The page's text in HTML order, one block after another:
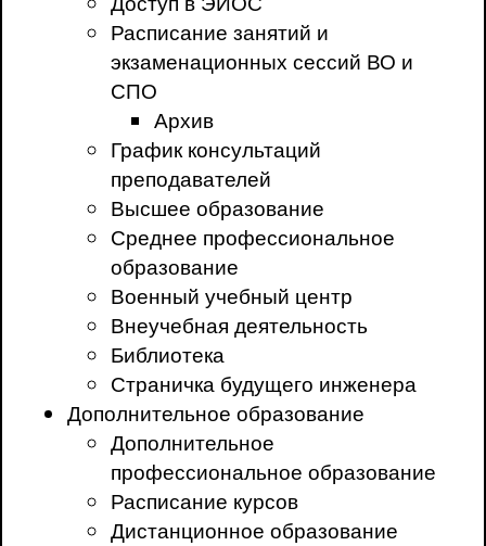
Расписание занятий и
экзаменационных сессий ВО и
СПО
Архив
График консультаций
преподавателей
Высшее образование
Среднее профессиональное
образование
Военный учебный центр
Внеучебная деятельность
Библиотека
Страничка будущего инженера
Дополнительное образование
Дополнительное
профессиональное образование
Расписание курсов
Дистанционное образование